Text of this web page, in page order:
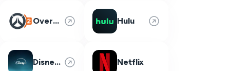
Overwatch 2 Hulu
Disney Plus Netflix